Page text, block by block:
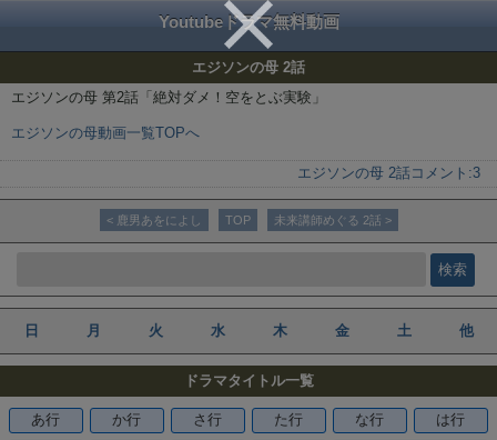
Youtubeドラマ無料動画
エジソンの母 2話
エジソンの母 第2話「絶対ダメ！空をとぶ実験」
エジソンの母動画一覧TOPへ
エジソンの母 2話 コメント:3
< 鹿男あをによし TOP 未来講師めぐる 2話 >
日 月 火 水 木 金 土 他
ドラマタイトル一覧
あ行 か行 さ行 た行 な行
は行